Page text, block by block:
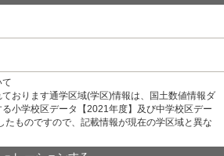
おります通学区域(学区)情報は、国土数値情報ダ
小学校区データ【2021年度】及び中学校区デー
たものですので、記載情報が現在の学区域と異な